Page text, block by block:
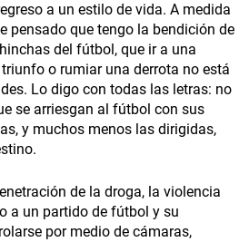
a un estilo de vida. A medida
pensado que tengo la bendición de
del fútbol, que ir a una
o rumiar una derrota no está
Lo digo con todas las letras: no
se arriesgan al fútbol con sus
y muchos menos las dirigidas,
de la droga, la violencia
a un partido de fútbol y su
por medio de cámaras,